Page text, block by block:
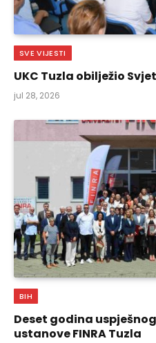
SVE VIJESTI
UKC Tuzla obilježio
jul 28, 2026
BIH
Deset godina
ustanove FINRA Tuzla